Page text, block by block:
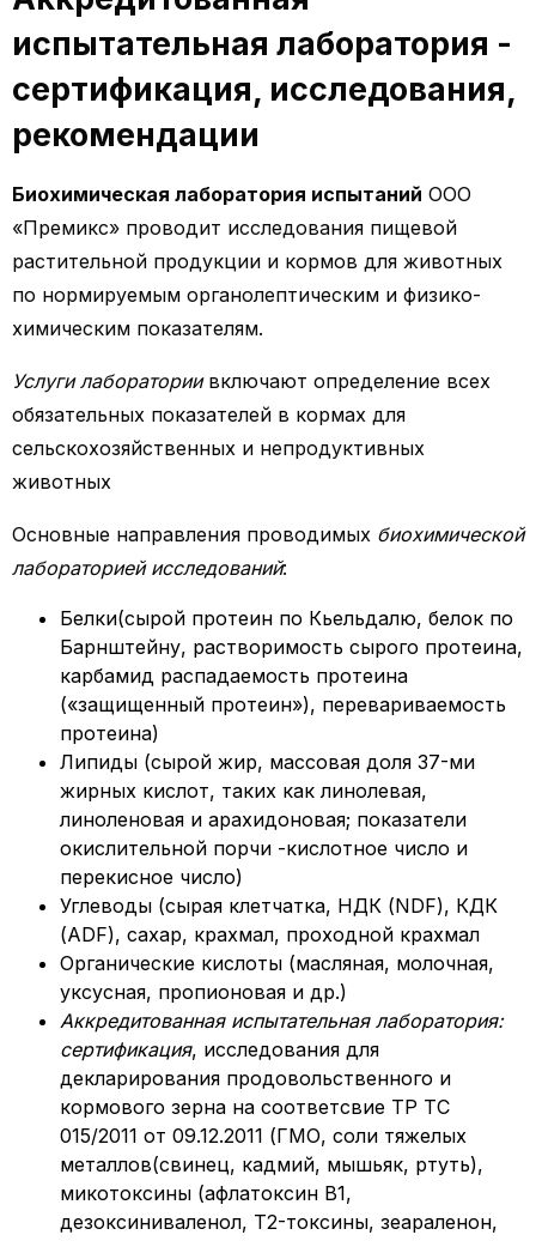
испытательная лаборатория -
сертификация, исследования,
рекомендации
Биохимическая лаборатория испытаний ООО
«Премикс» проводит исследования пищевой
растительной продукции и кормов для животных
по нормируемым органолептическим и физико-
химическим показателям.
Услуги лабораториивключают определение всех
обязательных показателей в кормах для
сельскохозяйственных и непродуктивных
животных
Основные направления проводимых биохимической
лабораторией исследований:
Белки(сырой протеин по Кьельдалю, белок по
Барнштейну, растворимость сырого протеина,
карбамид распадаемость протеина
(«защищенный протеин»), перевариваемость
протеина)
Липиды (сырой жир, массовая доля 37-ми
жирных кислот, таких как линолевая,
линоленовая и арахидоновая; показатели
окислительной порчи -кислотное число и
перекисное число)
Углеводы (сырая клетчатка, НДК (NDF), КДК
(ADF), сахар, крахмал, проходной крахмал
Органические кислоты (масляная, молочная,
уксусная, пропионовая и др.)
Аккредитованная испытательная лаборатория:
сертификация, исследования для
декларирования продовольственного и
кормового зерна на соответсвие ТР ТС
015/2011 от 09.12.2011 (ГМО, соли тяжелых
металлов(свинец, кадмий, мышьяк, ртуть),
микотоксины (афлатоксин B1,
дезоксиниваленол, Т2-токсины, зеараленон,